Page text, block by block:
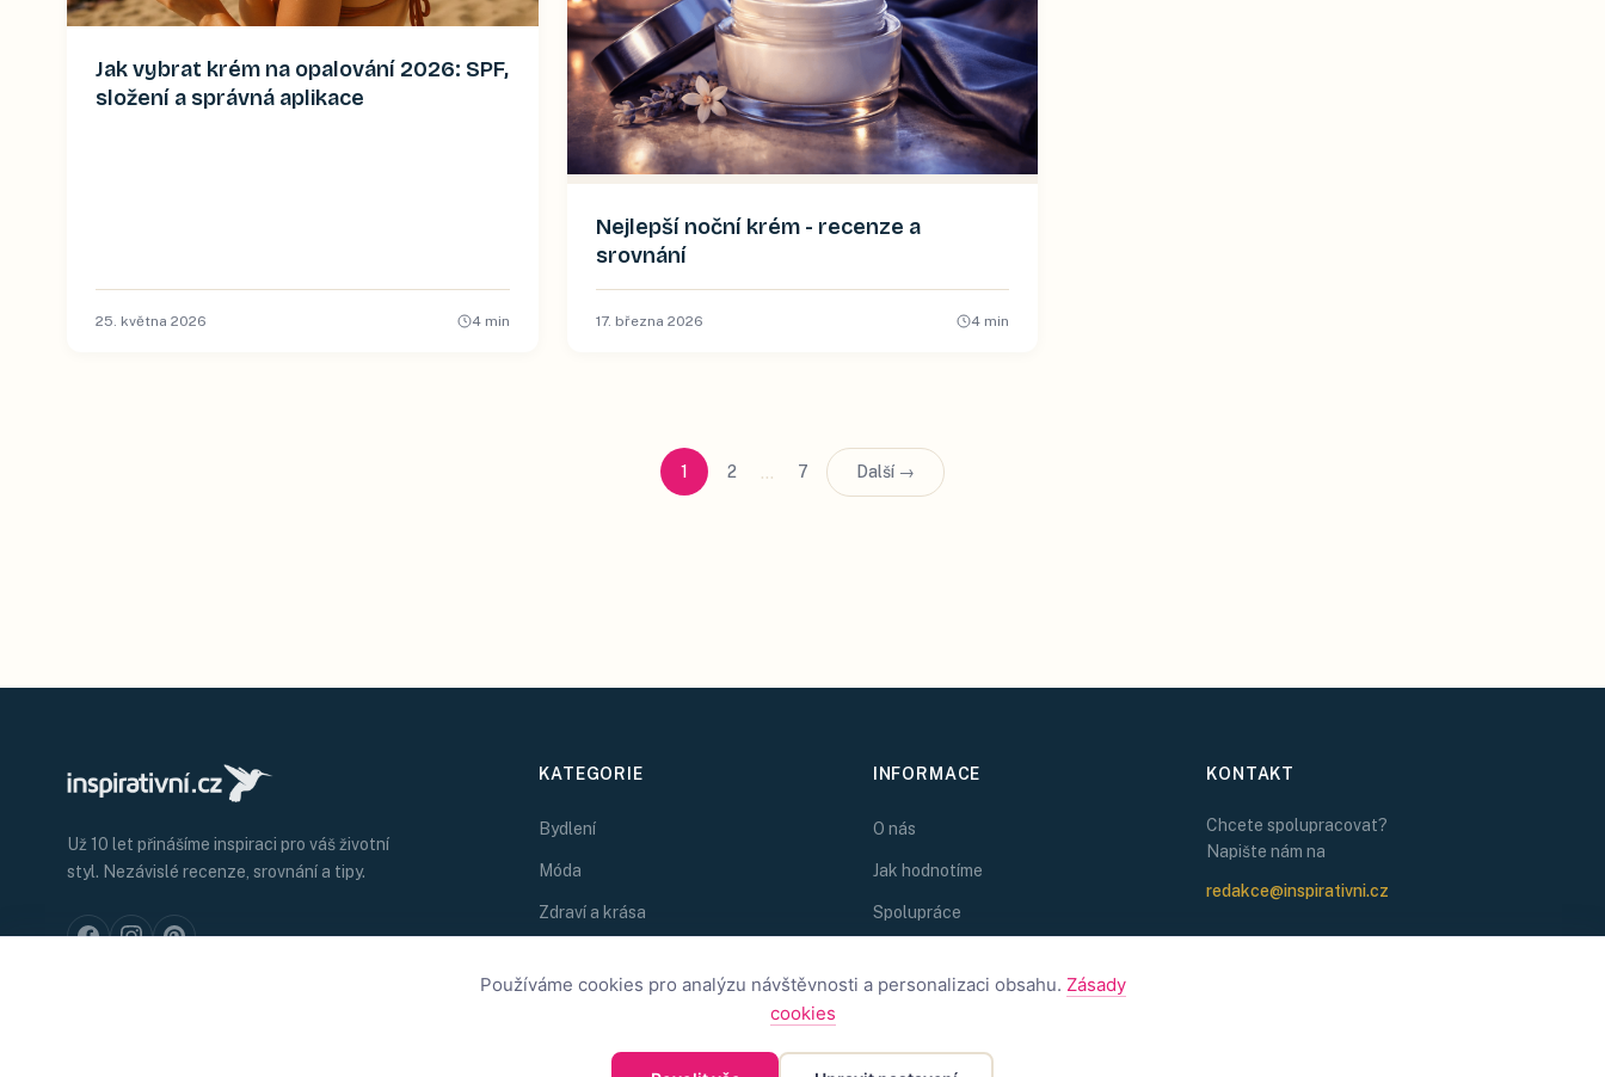
Jak vybrat krém na opalování 2026: SPF,
složení a správná aplikace
25. května 2026 4min
Nejlepší noční krém - recenze a
srovnání
17. března 2026 4 min
1 2 … 7 Další →
Už 10 let přinášíme inspiraci pro váš životní
styl. Nezávislé recenze, srovnání a tipy.
KATEGORIE
Bydlení
Móda
Zdraví a krása
Magazín
INFORMACE
O nás
Jak hodnotíme
Spolupráce
KONTAKT
Chcete spolupracovat?
Napište nám na
redakce@inspirativni.cz
Používáme cookies pro analýzu návštěvnosti a personalizaci obsahu. Zásady
cookies